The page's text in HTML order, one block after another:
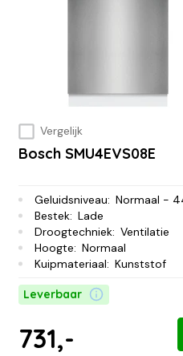
Vergelijk
Bosch SMU4EVS08E
Geluidsniveau: Normaal -
Bestek: Lade
Droogtechniek: Ventilatie
Hoogte: Normaal
Kuipmateriaal: Kunststof
Leverbaar
731,-